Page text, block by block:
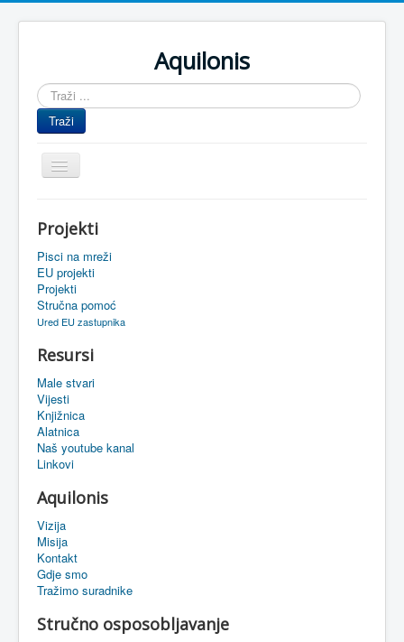
Aquilonis
Traži
...
Traži
Prikaz/Sakrivanje
navigacije
Upravljanje znanjem
Obrazovanje
Upravljanje projektima
Oaza
Sistemski alati
eMapa
Projekti
Pisci na mreži
EU projekti
Projekti
Stručna pomoć
Ured EU zastupnika
Resursi
Male stvari
Vijesti
Knjižnica
Alatnica
Naš youtube kanal
Linkovi
Aquilonis
Vizija
Misija
Kontakt
Gdje smo
Tražimo suradnike
Stručno osposobljavanje